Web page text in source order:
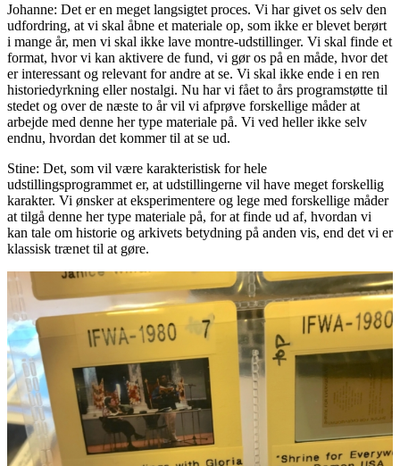
Johanne: Det er en meget langsigtet proces. Vi har givet os selv den
udfordring, at vi skal åbne et materiale op, som ikke er blevet berørt
i mange år, men vi skal ikke lave montre-udstillinger. Vi skal finde et
format, hvor vi kan aktivere de fund, vi gør os på en måde, hvor det
er interessant og relevant for andre at se. Vi skal ikke ende i en ren
historiedyrkning eller nostalgi. Nu har vi fået to års programstøtte til
stedet og over de næste to år vil vi afprøve forskellige måder at
arbejde med denne her type materiale på. Vi ved heller ikke selv
endnu, hvordan det kommer til at se ud.
Stine: Det, som vil være karakteristisk for hele
udstillingsprogrammet er, at udstillingerne vil have meget forskellig
karakter. Vi ønsker at eksperimentere og lege med forskellige måder
at tilgå denne her type materiale på, for at finde ud af, hvordan vi
kan tale om historie og arkivets betydning på anden vis, end det vi er
klassisk trænet til at gøre.